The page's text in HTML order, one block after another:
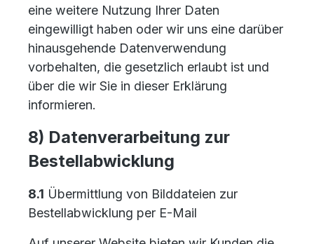
eine weitere Nutzung Ihrer Daten
eingewilligt haben oder wir uns eine darüber
hinausgehende Datenverwendung
vorbehalten, die gesetzlich erlaubt ist und
über die wir Sie in dieser Erklärung
informieren.
8) Datenverarbeitung zur
Bestellabwicklung
8.1 Übermittlung von Bilddateien zur
Bestellabwicklung per E-Mail